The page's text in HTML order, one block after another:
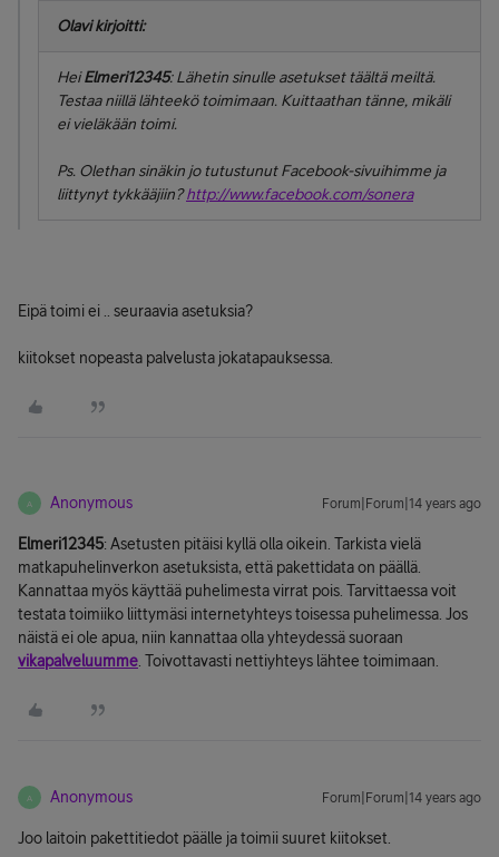
Olavi kirjoitti:
HeiElmeri12345: Lähetin sinulle asetukset täältä meiltä.
Testaa niillä lähteekö toimimaan. Kuittaathan tänne, mikäli
ei vieläkään toimi.
Ps. Olethan sinäkin jo tutustunut Facebook-sivuihimme ja
liittynyt tykkääjiin?http://www.facebook.com/sonera
Eipä toimi ei .. seuraavia asetuksia?
kiitokset nopeasta palvelusta jokatapauksessa.
A Anonymous Forum|Forum|14 years ago
Elmeri12345: Asetusten pitäisi kyllä olla oikein. Tarkista vielä
matkapuhelinverkon asetuksista, että pakettidata on päällä.
Kannattaa myös käyttää puhelimesta virrat pois. Tarvittaessa voit
testata toimiiko liittymäsi internetyhteys toisessa puhelimessa. Jos
näistä ei ole apua, niin kannattaa olla yhteydessä suoraan
vikapalveluumme . Toivottavasti nettiyhteys lähtee toimimaan.
A Anonymous Forum|Forum|14 years ago
Joo laitoin pakettitiedot päälle ja toimii suuret kiitokset.